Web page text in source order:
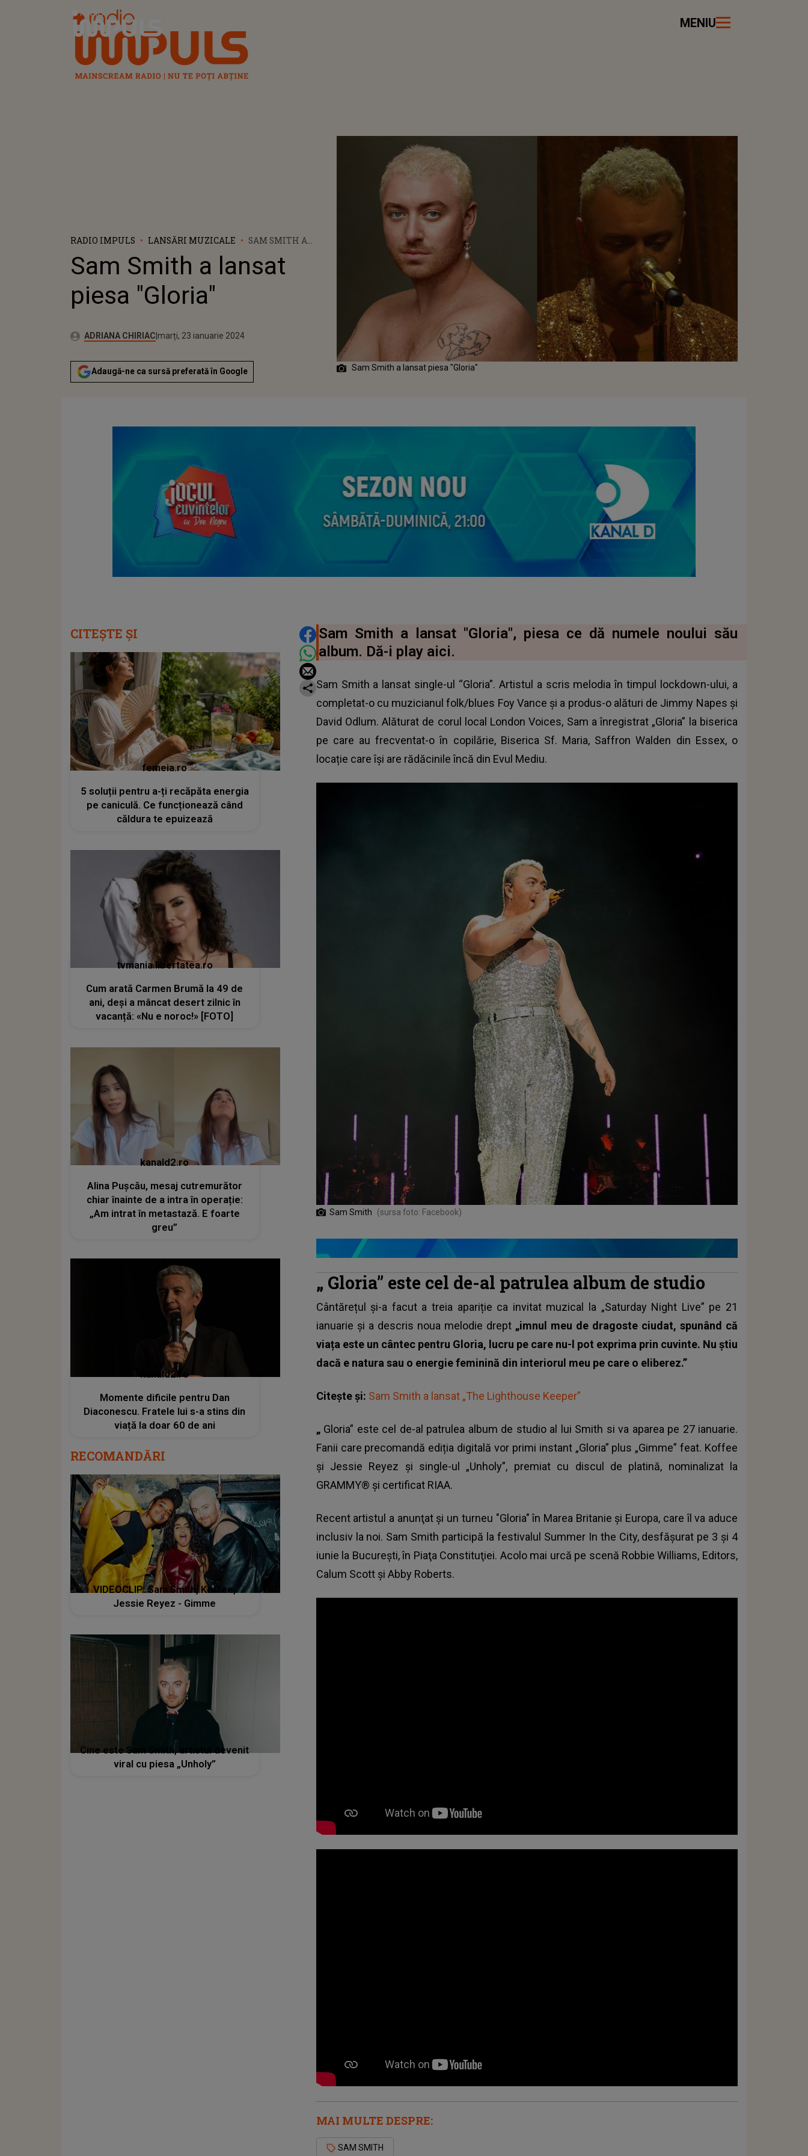
Radio Impuls MENIU
RADIO IMPULS LANSĂRI MUZICALE
SAM SMITH A
"GLORIA"
Sam Smith a lansat
piesa "Gloria"
Autor:ADRIANA CHIRIACPublicat:
luni, 23 ianuarie 2023
Actualizat:
marți, 23 ianuarie 2024
Adaugă-ne ca sursă preferată în Google Sam Smith a lansat piesa "Gloria"
DISTRIBUIE ARTICOLUL
Sam Smith a lansat "Gloria", piesa ce dă numele noului său
album. Dă-i play aici.
Sam Smith a lansat single-ul “Gloria”. Artistul a scris melodia în timpul lockdown-ului, a
completat-o cu muzicianul folk/blues Foy Vance și a produs-o alături de Jimmy Napes și
David Odlum. Alăturat de corul local London Voices, Sam a înregistrat „Gloria” la biserica
pe care au frecventat-o în copilărie, Biserica Sf. Maria, Saffron Walden din Essex, o
locație care își are rădăcinile încă din Evul Mediu.
Sam Smith (sursa foto: Facebook)
„ Gloria” este cel de-al patrulea album de studio
Cântărețul și-a facut a treia apariție ca invitat muzical la „Saturday Night Live” pe 21
ianuarie și a descris noua melodie drept „imnul meu de dragoste ciudat, spunând că
viața este un cântec pentru Gloria, lucru pe care nu-l pot exprima prin cuvinte. Nu știu
dacă e natura sau o energie feminină din interiorul meu pe care o eliberez.”
Citește și: Sam Smith a lansat „The Lighthouse Keeper”
„ Gloria” este cel de-al patrulea album de studio al lui Smith si va aparea pe 27 ianuarie.
Fanii care precomandă ediția digitală vor primi instant „Gloria” plus „Gimme” feat. Koffee
și Jessie Reyez și single-ul „Unholy”, premiat cu discul de platină, nominalizat la
GRAMMY® și certificat RIAA.
Recent artistul a anunţat şi un turneu "Gloria" în Marea Britanie şi Europa, care îl va aduce
inclusiv la noi. Sam Smith participă la festivalul Summer In the City, desfăşurat pe 3 şi 4
iunie la Bucureşti, în Piaţa Constituţiei. Acolo mai urcă pe scenă Robbie Williams, Editors,
Calum Scott şi Abby Roberts.
MAI MULTE DESPRE:
SAM SMITH
CITEȘTE ȘI
femeia.ro
5 soluții pentru a-ți recăpăta energia
pe caniculă. Ce funcționează când
căldura te epuizează
tvmania.libertatea.ro
Cum arată Carmen Brumă la 49 de
ani, deși a mâncat desert zilnic în
vacanță: «Nu e noroc!» [FOTO]
kanald2.ro
Alina Pușcău, mesaj cutremurător
chiar înainte de a intra în operație:
„Am intrat în metastază. E foarte
greu”
kanald2.ro
Momente dificile pentru Dan
Diaconescu. Fratele lui s-a stins din
viață la doar 60 de ani
RECOMANDĂRI
VIDEOCLIP: Sam Smith, Koffee,
Jessie Reyez - Gimme
Cine este Sam Smith, artistul devenit
viral cu piesa „Unholy”